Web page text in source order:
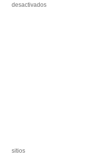
desactivadosen
desactivadosen
sitios
sitios